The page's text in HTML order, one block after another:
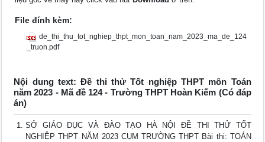
File đính kèm:
de_thi_thu_tot_nghiep_thpt_mon_toan_nam_2023_ma_de_124
_truon.pdf
Nội dung text: Đề thi thử Tốt nghiệp THPT môn Toán
năm 2023 - Mã đề 124 - Trường THPT Hoàn Kiếm (Có đáp
án)
SỞ GIÁO DỤC VÀ ĐÀO TẠO HÀ NỘI ĐỀ THI THỬ TỐT
NGHIỆP THPT NĂM 2023 CỤM TRƯỜNG THPT Bài thi: TOÁN